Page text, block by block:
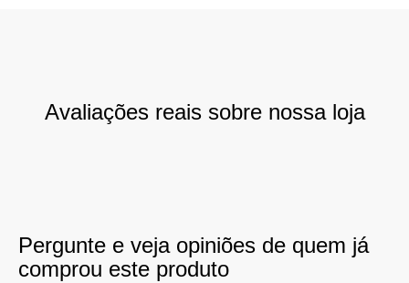
Avaliações reais sobre nossa loja
Pergunte e veja opiniões de quem já
comprou este produto